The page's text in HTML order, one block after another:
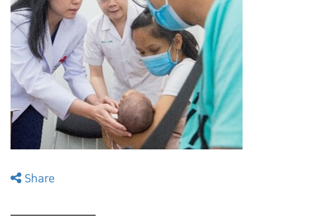
Share